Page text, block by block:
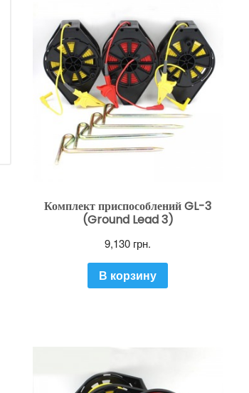
Комплект приспособлений GL-3
(Ground Lead 3)
9,130 грн.
В корзину